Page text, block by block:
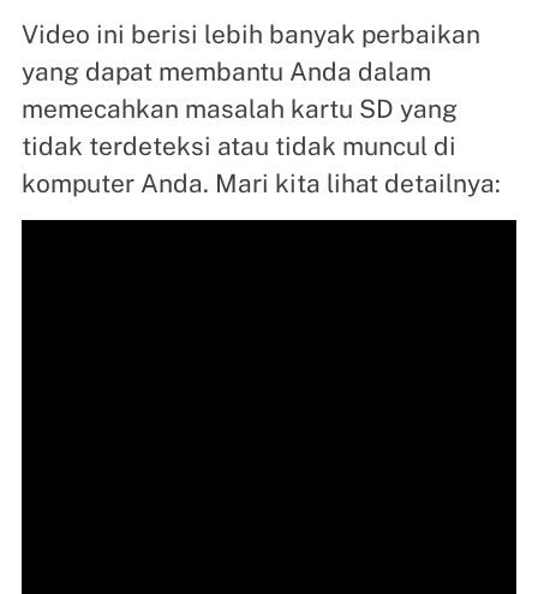
Video ini berisi lebih banyak perbaikan
yang dapat membantu Anda dalam
memecahkan masalah kartu SD yang
tidak terdeteksi atau tidak muncul di
komputer Anda. Mari kita lihat detailnya: